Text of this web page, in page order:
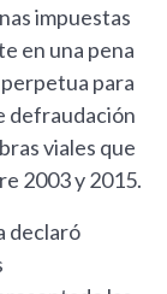
impuestas
en una pena
para
defraudación
viales que
2003 y 2015.
declaró